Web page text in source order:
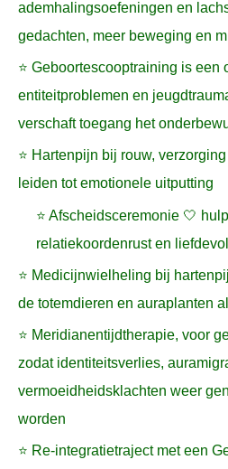
ademhalingsoefeningen en
gedachten, meer beweging en
⭐ Geboortescooptraining is
entiteitproblemen en
verschaft toegang het
⭐ Hartenpijn bij rouw,
leiden tot emotionele uitputting
⭐ Afscheidsceremonie 🤍
relatiekoordenrust en
⭐ Medicijnwielheling bij
de totemdieren en auraplanten
⭐ Meridianentijdtherapie, voor
zodat identiteitsverlies,
vermoeidheidsklachten weer
worden
⭐ Re-integratietraject met een